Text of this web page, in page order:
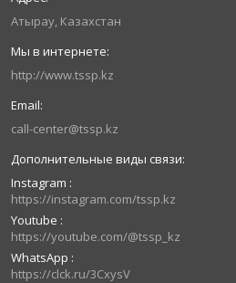
Атырау, Казахстан
http://www.tssp.kz
call-center@tssp.kz
Instagram
https://instagram.com/tssp.kz
Youtube
https://youtube.com/@tssp_kz
WhatsApp
https://clck.ru/3CxysV